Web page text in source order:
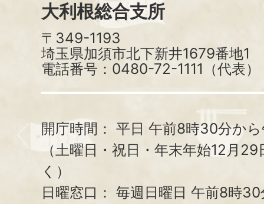
大利根総合支所
〒349-1193
埼玉県加須市北下新井1679番地1
電話番号：0480-72-1111（代表）
開庁時間： 平日 午前8時30分か
（土曜日・祝日・年末年始12月
く）
日曜窓口： 毎週日曜日 午前8時